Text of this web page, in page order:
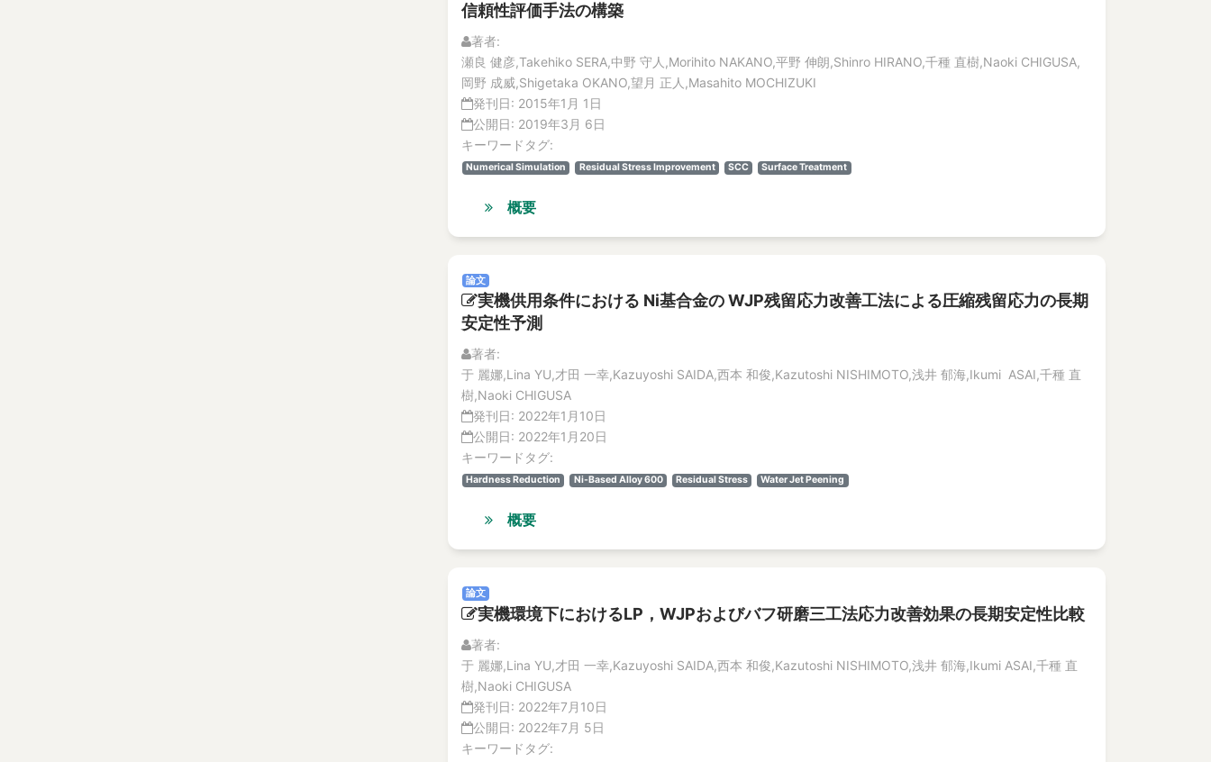
信頼性評価手法の構築
著者:
瀬良 健彦,Takehiko SERA,中野 守人,Morihito NAKANO,平野 伸朗,Shinro HIRANO,千種 直樹,Naoki CHIGUSA,
岡野 成威,Shigetaka OKANO,望月 正人,Masahito MOCHIZUKI
発刊日: 2015年1月 1日
公開日: 2019年3月 6日
キーワードタグ:
Numerical Simulation Residual Stress Improvement SCC Surface Treatment
概要
論文
実機供用条件における Ni基合金の WJP残留応力改善工法による圧縮残留応力の長期
安定性予測
著者:
于 麗娜,Lina YU,才田 一幸,Kazuyoshi SAIDA,西本 和俊,Kazutoshi NISHIMOTO,浅井 郁海,Ikumi ASAI,千種 直
樹,Naoki CHIGUSA
発刊日: 2022年1月10日
公開日: 2022年1月20日
キーワードタグ:
Hardness Reduction Ni-Based Alloy 600 Residual Stress Water Jet Peening
概要
論文
実機環境下におけるLP，WJPおよびバフ研磨三工法応力改善効果の長期安定性比較
著者:
于 麗娜,Lina YU,才田 一幸,Kazuyoshi SAIDA,西本 和俊,Kazutoshi NISHIMOTO,浅井 郁海,Ikumi ASAI,千種 直
樹,Naoki CHIGUSA
発刊日: 2022年7月10日
公開日: 2022年7月 5日
キーワードタグ: